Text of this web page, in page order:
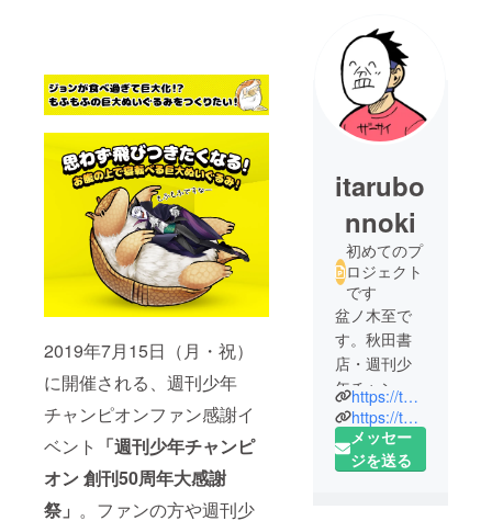
2019年7月15日（月・祝）
に開催される、週刊少年
チャンピオンファン感謝イ
ベント 「週刊少年チャンピ
オン 創刊50周年大感謝
祭」 。ファンの方や週刊少
itarubo
nnoki
初めてのプ
ロジェクト
です
盆ノ木至で
す。秋田書
店・週刊少
年チャンピ
オンにて
「吸血鬼す
ぐ死ぬ」と
https://twitter.com/bonnoki
https://twitter.com/johnwakawaii
メッセー
ジを送る